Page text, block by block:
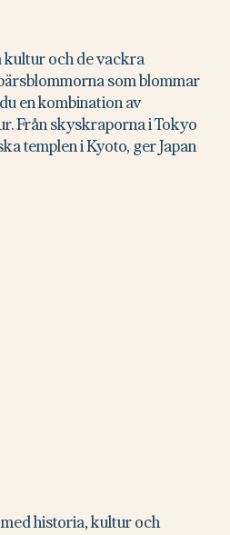
kultur och de vackra
som blommar
en kombination av
Från skyskraporna i Tokyo
templen i Kyoto, ger Japan
historia, kultur och